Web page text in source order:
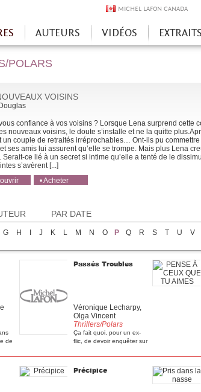
MICHEL LAFON CANADA
AUTEURS VIDÉOS EXTRAITS
POLARS
VOISINS
confiance à vos voisins ? Lorsque Lena surprend cette
nouveaux voisins, le doute s’installe et ne la quitte
un couple de retraités irréprochables… Ont-ils pu commettre
ses amis lui assurent qu’elle se trompe. Mais plus Lena
Serait-ce lié à un secret si intime qu’elle a tenté de le
s’avèrent [...]
• Acheter
PAR DATE
G H J K L M N O P Q R S T U V
de
Passés Troubles
Véronique Lecharpy,
Olga Vincent
Thrillers/Polars
Ça fait quoi, pour un ex-
flic, de devoir enquêter sur
Précipice